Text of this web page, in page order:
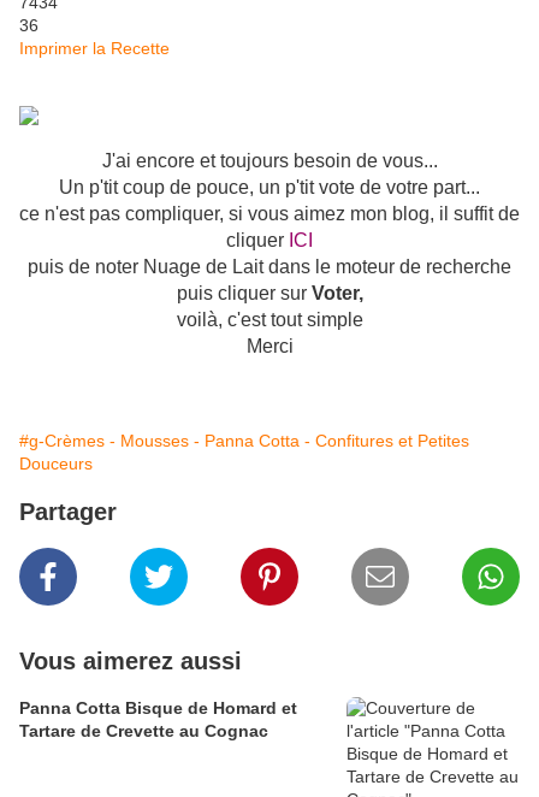
Imprimer la Recette
J'ai encore et toujours besoin de vous...
Un p'tit coup de pouce, un p'tit vote de votre part...
ce n'est pas compliquer, si vous aimez mon blog, il suffit de
cliquer ICI
puis de noter Nuage de Lait dans le moteur de recherche
puis cliquer sur Voter,
voilà, c'est tout simple
Merci
#g-Crèmes - Mousses - Panna Cotta - Confitures et Petites
Douceurs
Partager
Vous aimerez aussi
Panna Cotta Bisque de Homard et
Tartare de Crevette au Cognac